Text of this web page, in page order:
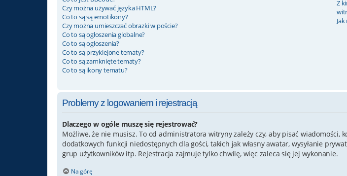
Czy można używać języka HTML?
Co to są są emotikony?
Czy można umieszczać obrazki w poście?
Co to są ogłoszenia globalne?
Co to są ogłoszenia?
Co to są przyklejone tematy?
Co to są zamknięte tematy?
Co to są ikony tematu?
Z
Problemy z logowaniem i rejestracją
Dlaczego w ogóle muszę się rejestrować?
Możliwe, że nie musisz. To od administratora witryny zależy czy, aby pisać
dodatkowych funkcji niedostępnych dla gości, takich jak własny awatar, wysyłanie
grup użytkowników itp. Rejestracja zajmuje tylko chwilę, więc zaleca się jej wykonanie.
Na górę